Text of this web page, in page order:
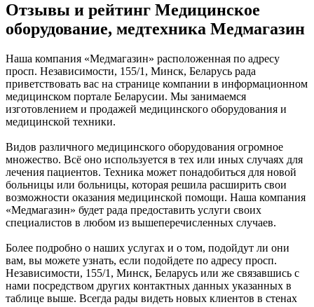
Отзывы и рейтинг Медицинское
оборудование, медтехника Медмагазин
Наша компания «Медмагазин» расположенная по адресу
просп. Независимости, 155/1, Минск, Беларусь рада
приветствовать вас на странице компании в информационном
медицинском портале Беларусии. Мы занимаемся
изготовлением и продажей медицинского оборудования и
медицинской техники.
Видов различного медицинского оборудования огромное
множество. Всё оно используется в тех или иных случаях для
лечения пациентов. Техника может понадобиться для новой
больницы или больницы, которая решила расширить свои
возможности оказания медицинской помощи. Наша компания
«Медмагазин» будет рада предоставить услуги своих
специалистов в любом из вышеперечисленных случаев.
Более подробно о наших услугах и о том, подойдут ли они
вам, вы можете узнать, если подойдете по адресу просп.
Независимости, 155/1, Минск, Беларусь или же связавшись с
нами посредством других контактных данных указанных в
таблице выше. Всегда рады видеть новых клиентов в стенах